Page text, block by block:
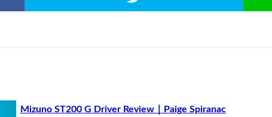
Mizuno ST200 G Driver Review｜Paige Spiranac